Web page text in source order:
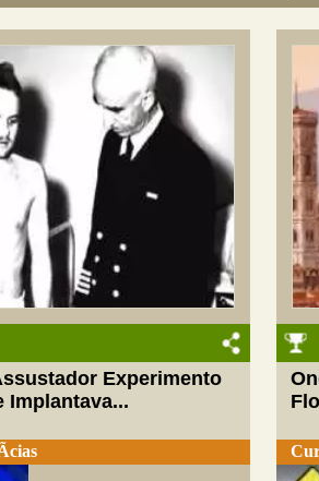
Experimento
Implantava...